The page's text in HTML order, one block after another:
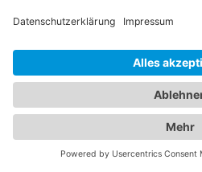
Wie viel kostet
Zahnreinigung in
Wenn Sie in Hannover eine
Zahnreinigung durchführen
sich über die Kosten
bei unserem
finden Sie nützliche